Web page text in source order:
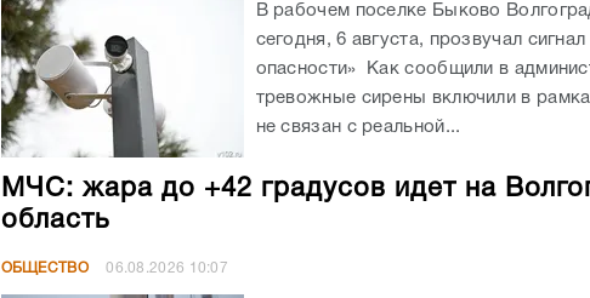
В рабочем поселке Быково
сегодня, 6 августа, прозвучал
опасности» Как сообщили в
тревожные сирены включили в
не связан с реальной...
МЧС: жара до +42 градусов идет на
область
ОБЩЕСТВО 06.08.2026 10:07